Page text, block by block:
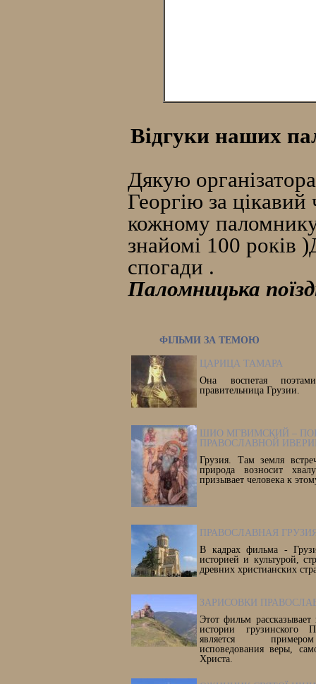
Відгуки наших
Дякую
Георгію за цікавий
кожному
знайомі 100 років
спогади .
Паломницька
ФІЛЬМИ ЗА ТЕМОЮ
ЦАРИЦА ТАМАРА
Она воспетая
правительница Грузии.
ШИО МГВИМСКИЙ –
ПРАВОСЛАВНОЙ
Грузия. Там земля
природа возносит
призывает человека к
ПРАВОСЛАВНАЯ
В кадрах фильма -
историей и культурой,
древних христианских
ЗАРИСОВКИ
Этот фильм
истории грузинского
является
исповедования веры,
Христа.